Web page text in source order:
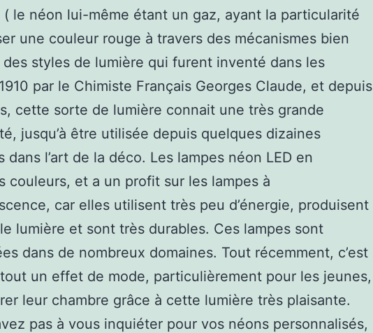
( le néon lui-même étant un gaz, ayant la particularité
une couleur rouge à travers des mécanismes bien
des styles de lumière qui furent inventé dans les
par le Chimiste Français Georges Claude, et depuis
cette sorte de lumière connait une très grande
jusqu’à être utilisée depuis quelques dizaines
dans l’art de la déco. Les lampes néon LED en
couleurs, et a un profit sur les lampes à
car elles utilisent très peu d’énergie, produisent
lumière et sont très durables. Ces lampes sont
dans de nombreux domaines. Tout récemment, c’est
un effet de mode, particulièrement pour les jeunes,
leur chambre grâce à cette lumière très plaisante.
pas à vous inquiéter pour vos néons personnalisés,